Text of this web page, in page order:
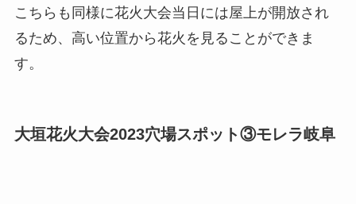
こちらも同様に花火大会当日には屋上が開放され
るため、高い位置から花火を見ることができま
す。
大垣花火大会2023穴場スポット③モレラ岐阜